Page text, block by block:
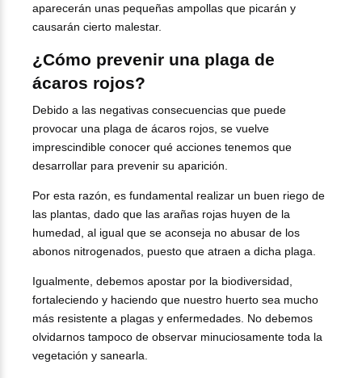
aparecerán unas pequeñas ampollas que picarán y
causarán cierto malestar.
¿Cómo prevenir una plaga de
ácaros rojos?
Debido a las negativas consecuencias que puede
provocar una plaga de ácaros rojos, se vuelve
imprescindible conocer qué acciones tenemos que
desarrollar para prevenir su aparición.
Por esta razón, es fundamental realizar un buen riego de
las plantas, dado que las arañas rojas huyen de la
humedad, al igual que se aconseja no abusar de los
abonos nitrogenados, puesto que atraen a dicha plaga.
Igualmente, debemos apostar por la biodiversidad,
fortaleciendo y haciendo que nuestro huerto sea mucho
más resistente a plagas y enfermedades. No debemos
olvidarnos tampoco de observar minuciosamente toda la
vegetación y sanearla.